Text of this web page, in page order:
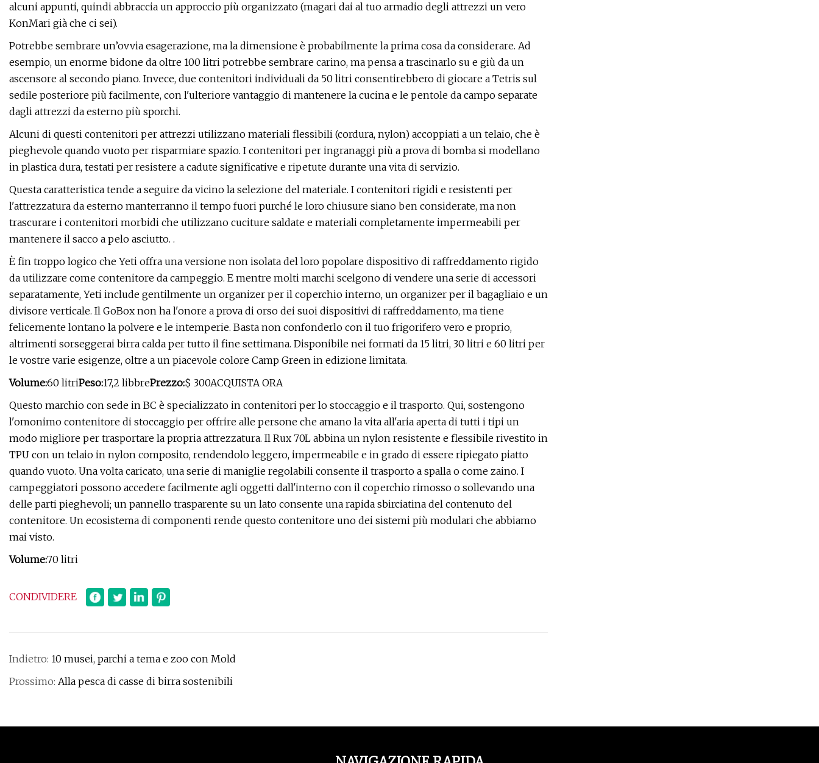
alcuni appunti, quindi abbraccia un approccio più organizzato (magari dai al tuo armadio degli attrezzi un vero
KonMari già che ci sei).
Potrebbe sembrare un’ovvia esagerazione, ma la dimensione è probabilmente la prima cosa da considerare. Ad
esempio, un enorme bidone da oltre 100 litri potrebbe sembrare carino, ma pensa a trascinarlo su e giù da un
ascensore al secondo piano. Invece, due contenitori individuali da 50 litri consentirebbero di giocare a Tetris sul
sedile posteriore più facilmente, con l'ulteriore vantaggio di mantenere la cucina e le pentole da campo separate
dagli attrezzi da esterno più sporchi.
Alcuni di questi contenitori per attrezzi utilizzano materiali flessibili (cordura, nylon) accoppiati a un telaio, che è
pieghevole quando vuoto per risparmiare spazio. I contenitori per ingranaggi più a prova di bomba si modellano
in plastica dura, testati per resistere a cadute significative e ripetute durante una vita di servizio.
Questa caratteristica tende a seguire da vicino la selezione del materiale. I contenitori rigidi e resistenti per
l'attrezzatura da esterno manterranno il tempo fuori purché le loro chiusure siano ben considerate, ma non
trascurare i contenitori morbidi che utilizzano cuciture saldate e materiali completamente impermeabili per
mantenere il sacco a pelo asciutto. .
È fin troppo logico che Yeti offra una versione non isolata del loro popolare dispositivo di raffreddamento rigido
da utilizzare come contenitore da campeggio. E mentre molti marchi scelgono di vendere una serie di accessori
separatamente, Yeti include gentilmente un organizer per il coperchio interno, un organizer per il bagagliaio e un
divisore verticale. Il GoBox non ha l'onore a prova di orso dei suoi dispositivi di raffreddamento, ma tiene
felicemente lontano la polvere e le intemperie. Basta non confonderlo con il tuo frigorifero vero e proprio,
altrimenti sorseggerai birra calda per tutto il fine settimana. Disponibile nei formati da 15 litri, 30 litri e 60 litri per
le vostre varie esigenze, oltre a un piacevole colore Camp Green in edizione limitata.
Volume:60 litriPeso:17,2 libbrePrezzo:$ 300ACQUISTA ORA
Questo marchio con sede in BC è specializzato in contenitori per lo stoccaggio e il trasporto. Qui, sostengono
l'omonimo contenitore di stoccaggio per offrire alle persone che amano la vita all'aria aperta di tutti i tipi un
modo migliore per trasportare la propria attrezzatura. Il Rux 70L abbina un nylon resistente e flessibile rivestito in
TPU con un telaio in nylon composito, rendendolo leggero, impermeabile e in grado di essere ripiegato piatto
quando vuoto. Una volta caricato, una serie di maniglie regolabili consente il trasporto a spalla o come zaino. I
campeggiatori possono accedere facilmente agli oggetti dall'interno con il coperchio rimosso o sollevando una
delle parti pieghevoli; un pannello trasparente su un lato consente una rapida sbirciatina del contenuto del
contenitore. Un ecosistema di componenti rende questo contenitore uno dei sistemi più modulari che abbiamo
mai visto.
Volume:70 litri
CONDIVIDERE
Indietro: 10 musei, parchi a tema e zoo con Mold
Prossimo: Alla pesca di casse di birra sostenibili